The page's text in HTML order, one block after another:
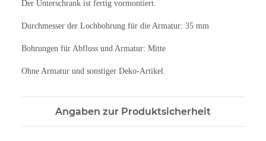
Der Unterschrank ist fertig vormontiert.
Durchmesser der Lochbohrung für die Armatur: 35 mm
Bohrungen für Abfluss und Armatur: Mitte
Ohne Armatur und sonstiger Deko-Artikel.
Angaben zur Produktsicherheit